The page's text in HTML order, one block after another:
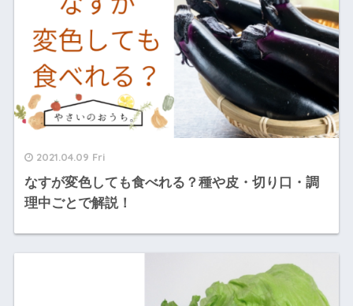
2021.04.09 Fri
なすが変色しても食べれる？種や皮・切り口・調
理中ごとで解説！